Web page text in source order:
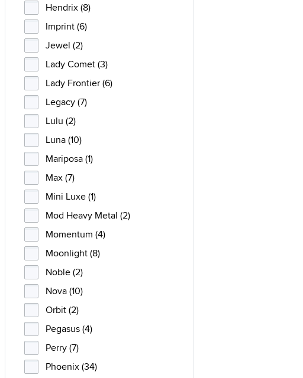
Hendrix (8)
Imprint (6)
Jewel (2)
Lady Comet (3)
Lady Frontier (6)
Legacy (7)
Lulu (2)
Luna (10)
Mariposa (1)
Max (7)
Mini Luxe (1)
Mod Heavy Metal (2)
Momentum (4)
Moonlight (8)
Noble (2)
Nova (10)
Orbit (2)
Pegasus (4)
Perry (7)
Phoenix (34)